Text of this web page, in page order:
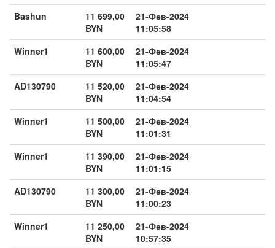
Bashun
11 699,00
BYN
21-Фев-2024
11:05:58
Winner1
11 600,00
BYN
21-Фев-2024
11:05:47
AD130790
11 520,00
BYN
21-Фев-2024
11:04:54
Winner1
11 500,00
BYN
21-Фев-2024
11:01:31
Winner1
11 390,00
BYN
21-Фев-2024
11:01:15
AD130790
11 300,00
BYN
21-Фев-2024
11:00:23
Winner1
11 250,00
BYN
21-Фев-2024
10:57:35